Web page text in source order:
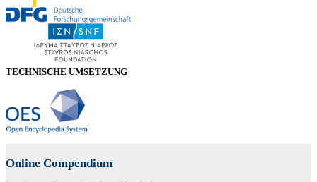
TECHNISCHE UMSETZUNG
Online Compendium